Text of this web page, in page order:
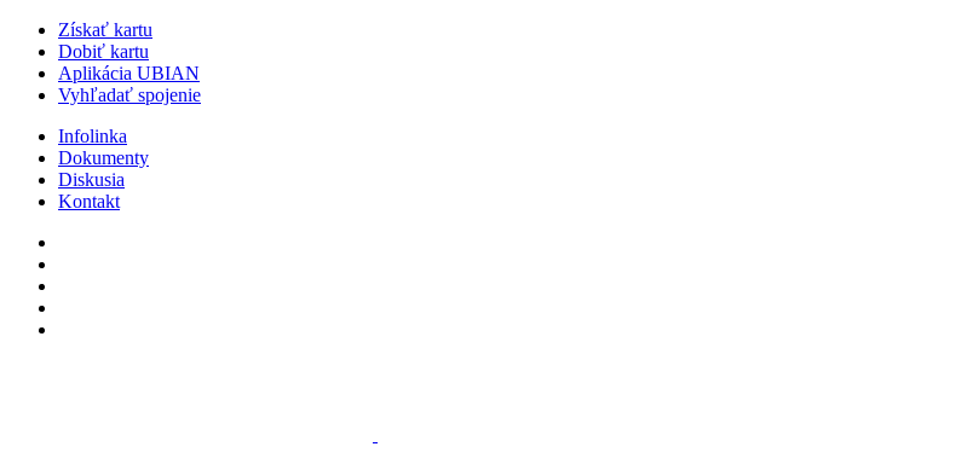
Získať kartu
Dobiť kartu
Aplikácia UBIAN
Vyhľadať spojenie
Infolinka
Dokumenty
Diskusia
Kontakt